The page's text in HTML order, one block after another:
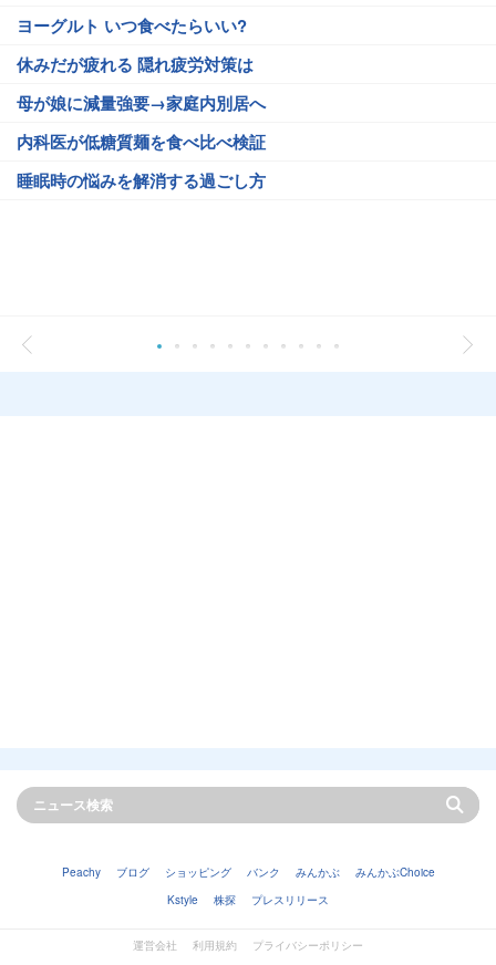
ヨーグルト いつ食べたらいい?
休みだが疲れる 隠れ疲労対策は
母が娘に減量強要→家庭内別居へ
内科医が低糖質麺を食べ比べ検証
睡眠時の悩みを解消する過ごし方
Peachy ブログ ショッピング バンク みんかぶ
みんかぶChoice
Kstyle
株探 プレスリリース
運営会社 利用規約 プライバシーポリシー